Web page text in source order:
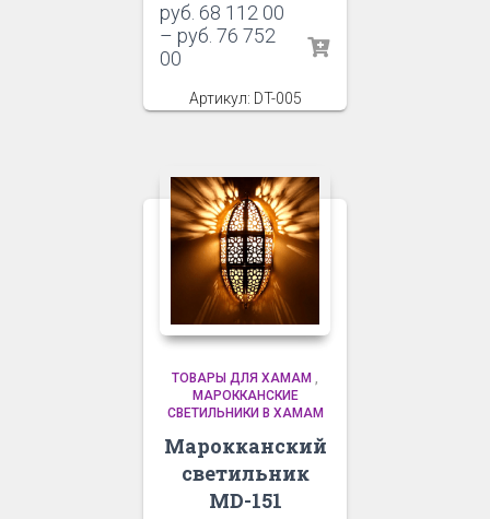
руб. 68 112 00
– руб. 76 752
00
Артикул: DT-005
ТОВАРЫ ДЛЯ ХАМАМ ,
МАРОККАНСКИЕ
СВЕТИЛЬНИКИ В ХАМАМ
Марокканский
светильник
MD-151